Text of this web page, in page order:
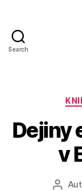
Search
Dejiny
v
Autor